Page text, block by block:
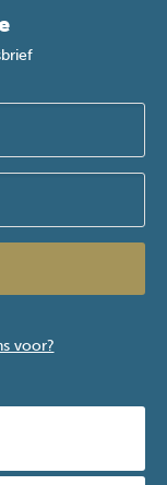
voor?